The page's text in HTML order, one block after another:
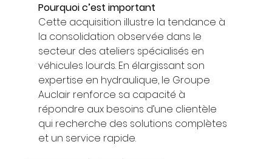
Pourquoi c’est important
Cette acquisition illustre la tendance à
la consolidation observée dans le
secteur des ateliers spécialisés en
véhicules lourds. En élargissant son
expertise en hydraulique, le Groupe
Auclair renforce sa capacité à
répondre aux besoins d’une clientèle
qui recherche des solutions complètes
et un service rapide.